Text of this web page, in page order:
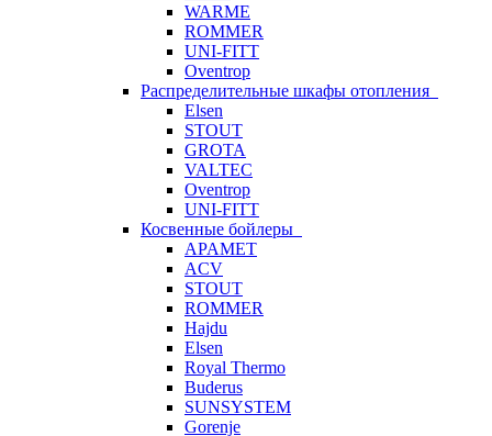
WARME
ROMMER
UNI-FITT
Oventrop
Распределительные шкафы отопления
Elsen
STOUT
GROTA
VALTEC
Oventrop
UNI-FITT
Косвенные бойлеры
APAMET
ACV
STOUT
ROMMER
Hajdu
Elsen
Royal Thermo
Buderus
SUNSYSTEM
Gorenje